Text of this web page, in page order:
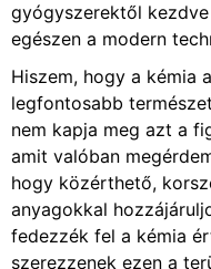
gyógyszerektől
egészen a modern
Hiszem, hogy a kémia
legfontosabb
nem kapja meg azt a
amit valóban
hogy közérthető,
anyagokkal
fedezzék fel a kémia
szerezzenek ezen a